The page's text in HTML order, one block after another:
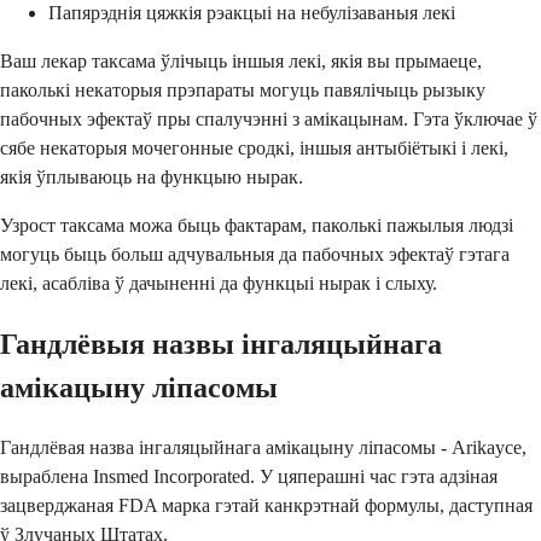
Папярэднія цяжкія рэакцыі на небулізаваныя лекі
Ваш лекар таксама ўлічыць іншыя лекі, якія вы прымаеце,
паколькі некаторыя прэпараты могуць павялічыць рызыку
пабочных эфектаў пры спалучэнні з амікацынам. Гэта ўключае ў
сябе некаторыя мочегонные сродкі, іншыя антыбіётыкі і лекі,
якія ўплываюць на функцыю нырак.
Узрост таксама можа быць фактарам, паколькі пажылыя людзі
могуць быць больш адчувальныя да пабочных эфектаў гэтага
лекі, асабліва ў дачыненні да функцыі нырак і слыху.
Гандлёвыя назвы інгаляцыйнага
амікацыну ліпасомы
Гандлёвая назва інгаляцыйнага амікацыну ліпасомы - Arikayce,
выраблена Insmed Incorporated. У цяперашні час гэта адзіная
зацверджаная FDA марка гэтай канкрэтнай формулы, даступная
ў Злучаных Штатах.